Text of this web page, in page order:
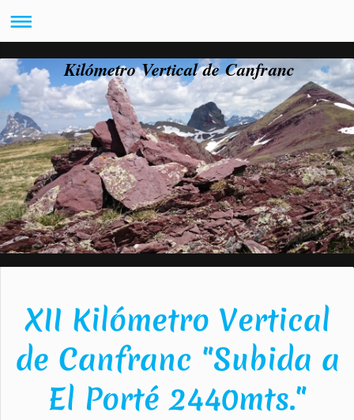
Kilómetro Vertical de Canfranc
XII Kilómetro Vertical
de Canfranc "Subida a
El Porté 2440mts."